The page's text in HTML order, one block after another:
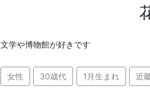
文学や博物館が好きです
女性 30歳代 1月生まれ 近